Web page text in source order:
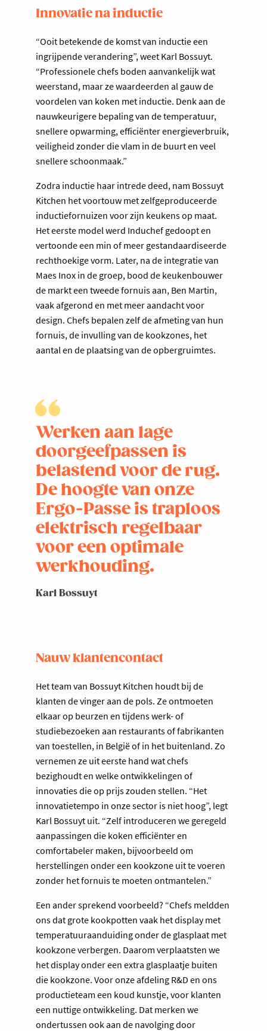
Innovatie na inductie
“Ooit betekende de komst van inductie een
ingrijpende verandering”, weet Karl Bossuyt.
“Professionele chefs boden aanvankelijk wat
weerstand, maar ze waardeerden al gauw de
voordelen van koken met inductie. Denk aan de
nauwkeurigere bepaling van de temperatuur,
snellere opwarming, efficiënter energieverbruik,
veiligheid zonder die vlam in de buurt en veel
snellere schoonmaak.”
Zodra inductie haar intrede deed, nam Bossuyt
Kitchen het voortouw met zelfgeproduceerde
inductiefornuizen voor zijn keukens op maat.
Het eerste model werd Induchef gedoopt en
vertoonde een min of meer gestandaardiseerde
rechthoekige vorm. Later, na de integratie van
Maes Inox in de groep, bood de keukenbouwer
de markt een tweede fornuis aan, Ben Martin,
vaak afgerond en met meer aandacht voor
design. Chefs bepalen zelf de afmeting van hun
fornuis, de invulling van de kookzones, het
aantal en de plaatsing van de opbergruimtes.
Werken aan lage
doorgeefpassen is
belastend voor de rug.
De hoogte van onze
Ergo-Passe is traploos
elektrisch regelbaar
voor een optimale
werkhouding.
Karl Bossuyt
Nauw klantencontact
Het team van Bossuyt Kitchen houdt bij de
klanten de vinger aan de pols. Ze ontmoeten
elkaar op beurzen en tijdens werk- of
studiebezoeken aan restaurants of fabrikanten
van toestellen, in België of in het buitenland. Zo
vernemen ze uit eerste hand wat chefs
bezighoudt en welke ontwikkelingen of
innovaties die op prijs zouden stellen. “Het
innovatietempo in onze sector is niet hoog”, legt
Karl Bossuyt uit. “Zelf introduceren we geregeld
aanpassingen die koken efficiënter en
comfortabeler maken, bijvoorbeeld om
herstellingen onder een kookzone uit te voeren
zonder het fornuis te moeten ontmantelen.”
Een ander sprekend voorbeeld? “Chefs meldden
ons dat grote kookpotten vaak het display met
temperatuuraanduiding onder de glasplaat met
kookzone verbergen. Daarom verplaatsten we
het display onder een extra glasplaatje buiten
die kookzone. Voor onze afdeling R&D en ons
productieteam een koud kunstje, voor klanten
een nuttige ontwikkeling. Dat merken we
ondertussen ook aan de navolging door